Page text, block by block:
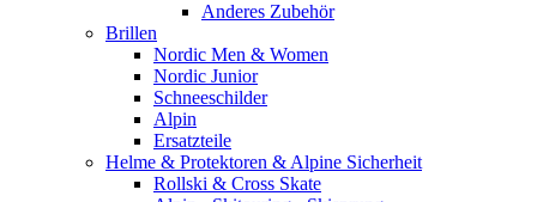
Anderes Zubehör
Brillen
Nordic Men & Women
Nordic Junior
Schneeschilder
Alpin
Ersatzteile
Helme & Protektoren & Alpine Sicherheit
Rollski & Cross Skate